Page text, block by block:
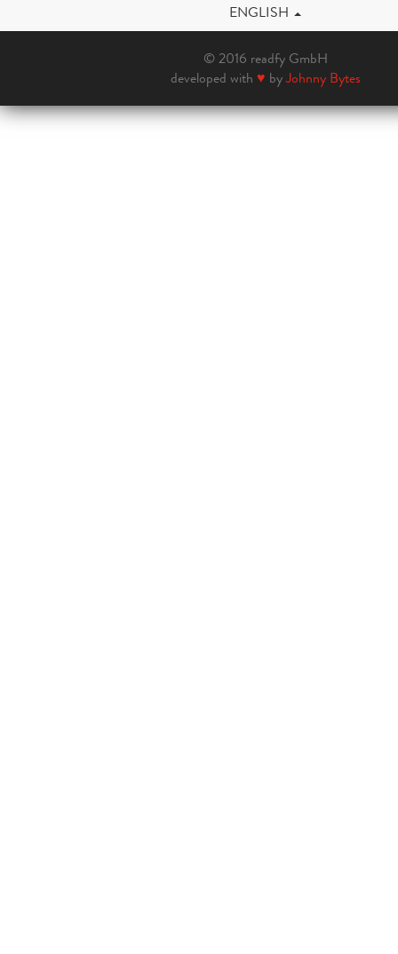
ENGLISH
© 2016 readfy GmbH
developed with ♥ byJohnny Bytes